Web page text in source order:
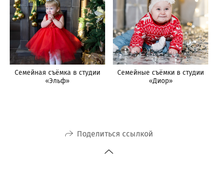
Семейная съёмка в студии
«Эльф»
Семейные съёмки в студии
«Диор»
Поделиться ссылкой